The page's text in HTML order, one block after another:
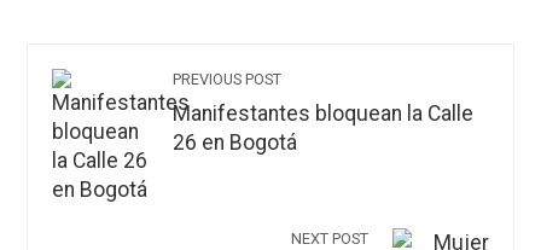
PREVIOUS POST
Manifestantes bloquean la Calle
26 en Bogotá
NEXT POST